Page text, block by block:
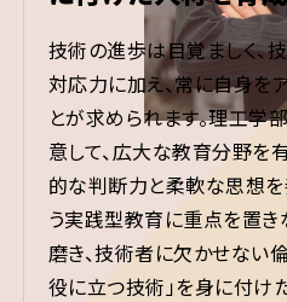
技術の進歩は目覚ましく、
対応力に加え、常に自身を
とが求められます。理工学
意して、広大な教育分野を
的な判断力と柔軟な思想を
う実践型教育に重点を置き
磨き、技術者に欠かせない
役に立つ技術」を身に付け